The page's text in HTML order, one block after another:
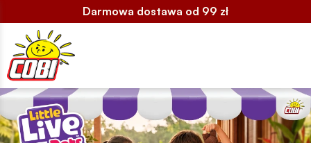
Darmowa dostawa od 99 zł
Slider strona główna full-width